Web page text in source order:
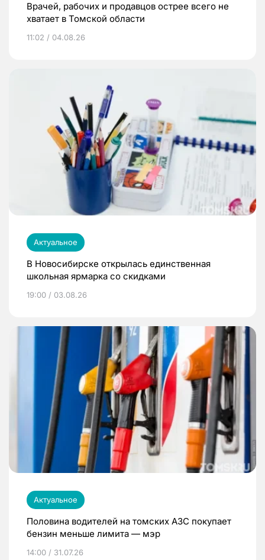
Врачей, рабочих и продавцов острее всего не
хватает в Томской области
11:02 / 04.08.26
Актуальное
В Новосибирске открылась единственная
школьная ярмарка со скидками
19:00 / 03.08.26
Актуальное
Половина водителей на томских АЗС покупает
бензин меньше лимита — мэр
14:00 / 31.07.26